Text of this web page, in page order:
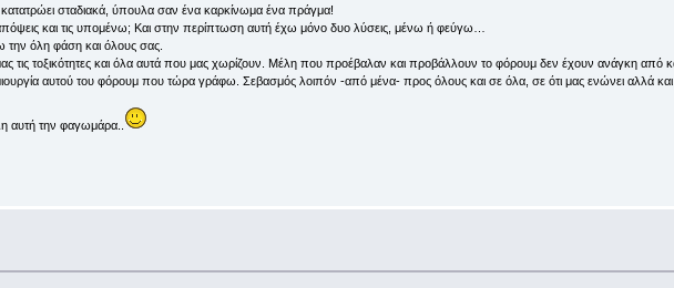
κατατρώει σταδιακά, ύπουλα σαν ένα καρκίνωμα ένα πράγμα!
και τις υπομένω; Και στην περίπτωση αυτή έχω μόνο δυο λύσεις, μένω ή φεύγω…
την όλη φάση και όλους σας.
τοξικότητες και όλα αυτά που μας χωρίζουν. Μέλη που προέβαλαν και προβάλλουν το φόρουμ δεν έχουν ανάγκη από
αυτού του φόρουμ που τώρα γράφω. Σεβασμός λοιπόν -από μένα- προς όλους και σε όλα, σε ότι μας ενώνει αλλά και
αυτή την φαγωμάρα..